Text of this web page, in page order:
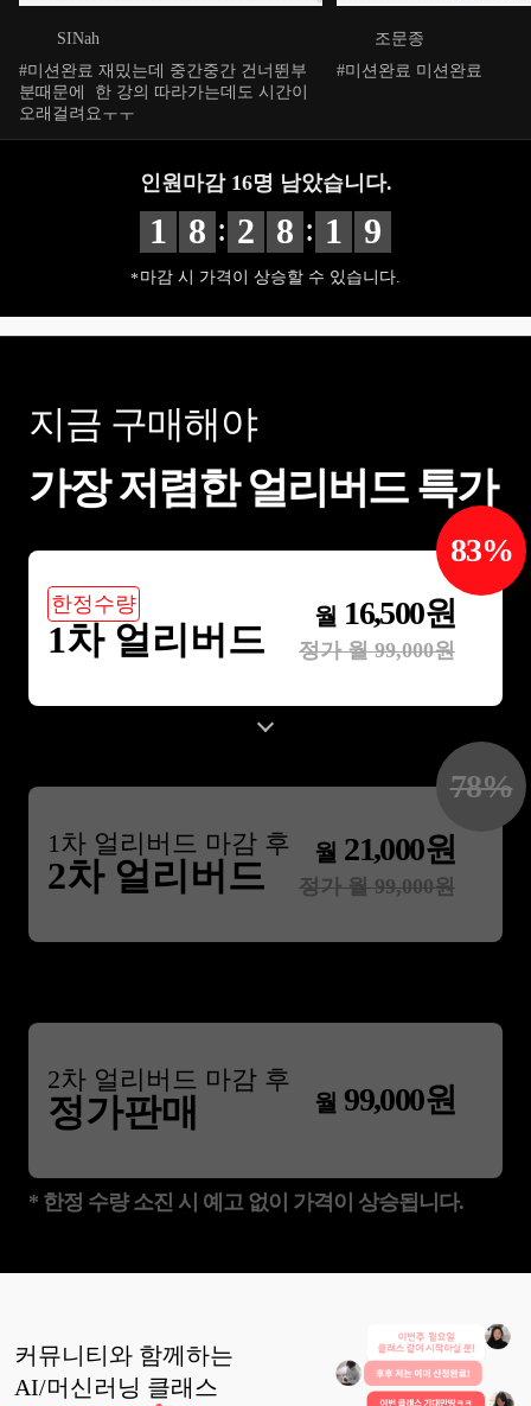
SINah
#미션완료 재밌는데 중간중간 건너뛴부
분때문에 한 강의 따라가는데도 시간이
오래걸려요ㅜㅜ
조문종
#미션완료 미션완료
인원마감 16명 남았습니다.
1 8 : 2 8 : 1 6
마감 시 가격이 상승할 수 있습니다.
지금 구매해야
가장 저렴한 얼리버드 특가
한정수량
1차 얼리버드
월 16,500원
정가 월99,000원
83%
1 차 얼리버드 마감 후
2차 얼리버드
월 21,000원
정가 월99,000원
78%
2차 얼리버드 마감 후
정가판매 월 99,000원
* 한정 수량 소진 시 예고 없이 가격이 상승됩니다.
커뮤니티와 함께하는
AI/머신러닝 클래스